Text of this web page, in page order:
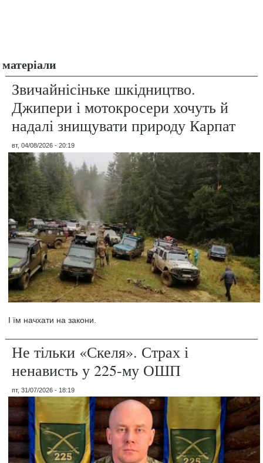
матеріали
Звичайнісіньке шкідництво.
Джипери і мотокросери хочуть й
надалі знищувати природу Карпат
вт, 04/08/2026 - 20:19
І їм начхати на закони.
Не тільки «Скеля». Страх і
ненависть у 225-му ОШП
пт, 31/07/2026 - 18:19